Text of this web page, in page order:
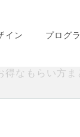
イン プログ
得なもらい方ま